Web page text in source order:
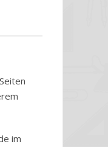
im